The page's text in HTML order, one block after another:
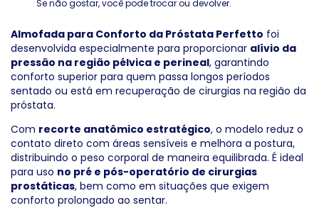
Se não gostar, você pode trocar ou devolver.
Almofada para Conforto da Próstata Perfetto foi
desenvolvida especialmente para proporcionar alívio da
pressão na região pélvica e perineal, garantindo
conforto superior para quem passa longos períodos
sentado ou está em recuperação de cirurgias na região da
próstata.
Com recorte anatômico estratégico, o modelo reduz o
contato direto com áreas sensíveis e melhora a postura,
distribuindo o peso corporal de maneira equilibrada. É ideal
para uso no pré e pós-operatório de cirurgias
prostáticas, bem como em situações que exigem
conforto prolongado ao sentar.